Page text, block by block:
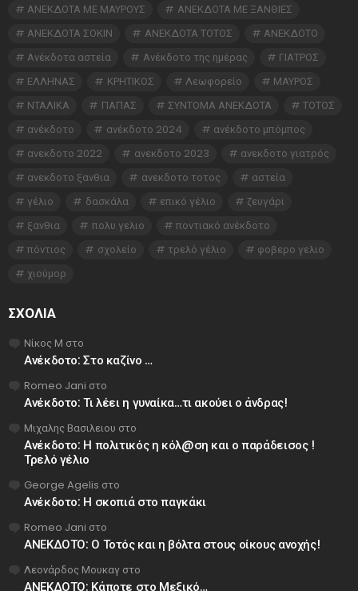
ΑΝΕΚΔΟΤΑ ΜΕ ΜΑΥΡΟΥΣ
ΑΝΕΚΔΟΤΑ ΜΕ ΞΑΝΘΙΕΣ
ΑΝΕΚΔΟΤΑ ΣΟΚΙΝ
ΑΝΕΚΔΟΤΑ ΤΟΤΟΣ
ΑΝΕΚΔΟΤΟ
Ανέκδοτα αστεία
Ανέκδοτο της ημέρας
ΓΙΑΤΡΟΣ
ΕΛΛΗΝΑΣ
ΚΡΗΤΙΚΟΣ Λεωφορείο
ΜΑΥΡΟΣ
ΝΤΑΛΙΚΑ
ΠΑΠΑΣ ΣΥΝΤΟΜΑ ΑΝΕΚΔΟΤΑ
ΤΟΤΟΣ
ανέκδοτο
ανέκδοτο 2024
ανέκδοτο μπόμπος
ανεκδοτο 2022
ανεκδοτο 2023
ανεκδοτο γιατρός
ανεκδοτο ξανθια
ανεκδοτο τοτος
αστεία
γέλιο
δασκάλα επικό γέλιο
ζευγάρι
ξανθια
πολυ γελιο
ποντιακό ανέκδοτο
πόντιος
σχολείο τρελό γέλιο
φοβερο γελιο
χιούμορ
ΣΧΌΛΙΑ
Νίκος Μ στο
Ανέκδοτο: Στο καζίνο …
Romeo Jani στο
Ανέκδοτο: Τι λέει η γυναίκα…τι ακούει ο άνδρας!
Μιχαλης Βασιλειου στο
Ανέκδοτο: Η πολιτικός η κόλ@ση και ο παράδεισος !
Τρελό γέλιο
George Agelis στο
Ανέκδοτο: Η σκοπιά στο παγκάκι
Romeo Jani στο
ΑΝΕΚΔΟΤΟ: Ο Τοτός και η βόλτα στους οίκους ανοχής!
Λεονάρδος Μουκαγ στο
ΑΝΕΚΔΟΤΟ: Κάποτε στο Μεξικό…